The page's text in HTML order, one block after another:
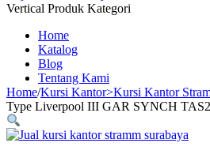
Vertical Produk Kategori
Home
Katalog
Blog
Tentang Kami
Home/Kursi Kantor>Kursi Kantor
Type Liverpool III GAR SYNCH TAS2